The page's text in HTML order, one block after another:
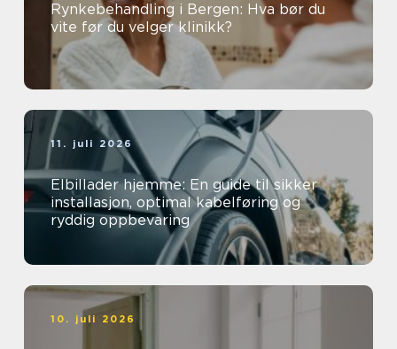
Rynkebehandling i Bergen: Hva bør du
vite før du velger klinikk?
11. juli 2026
Elbillader hjemme: En guide til sikker
installasjon, optimal kabelføring og
ryddig oppbevaring
10. juli 2026